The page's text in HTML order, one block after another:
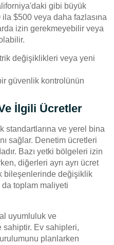
gibi büyük
$500 veya daha fazlasına
izin gerekmeyebilir veya
değişiklikleri veya yeni
güvenlik kontrolünün
İlgili Ücretler
standartlarına ve yerel bina
sağlar. Denetim ücretleri
Bazı yetki bölgeleri izin
diğerleri ayrı ayrı ücret
bileşenlerinde değişiklik
da toplam maliyeti
uyumluluk ve
Ev sahipleri,
planlarken